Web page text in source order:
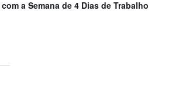
a Semana de 4 Dias de Trabalho